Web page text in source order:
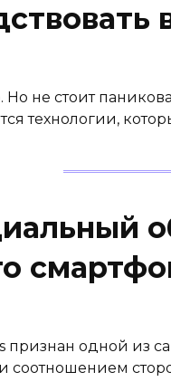
не стоит
технологии,
признан одной из